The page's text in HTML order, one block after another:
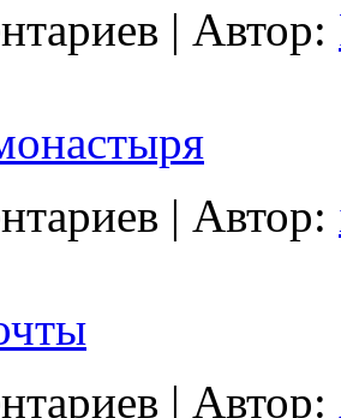
| Автор:
| Автор:
| Автор: